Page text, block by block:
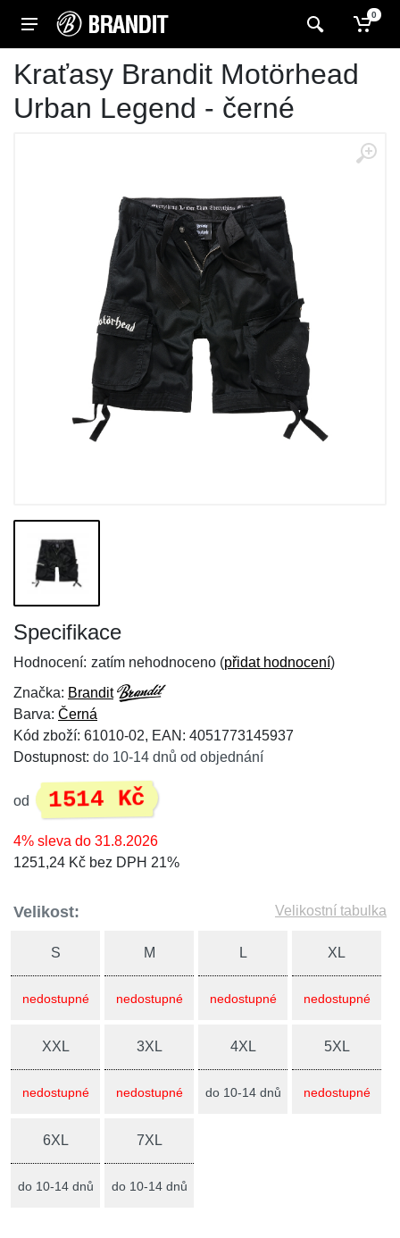
0
Kraťasy Brandit Motörhead
Urban Legend - černé
Specifikace
Hodnocení: zatím nehodnoceno (přidat hodnocení)
Značka: Brandit
Barva: Černá
Kód zboží: 61010-02, EAN: 4051773145937
Dostupnost: do 10-14 dnů od objednání
od 1514 Kč
4% sleva do 31.8.2026
1251,24 Kč bez DPH 21%
Velikost: Velikostní tabulka
S
nedostupné
M
nedostupné
L
nedostupné
XL
nedostupné
XXL
nedostupné
3XL
nedostupné
4XL
do 10-14 dnů
5XL
nedostupné
6XL
do 10-14 dnů
7XL
do 10-14 dnů